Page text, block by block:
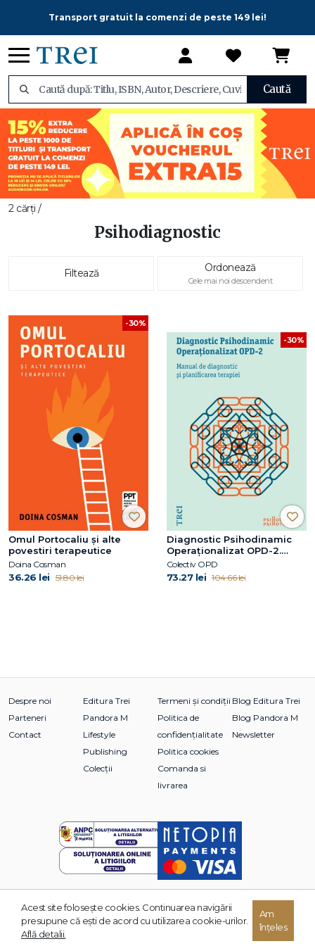
Transport gratuit la comenzi de peste 149 lei!
Caută
2 cărți /
Psihodiagnostic
Filtează Ordonează
Cele mai noi descendent
-30%
Omul Portocaliu și alte
povestiri terapeutice
Doina Cosman
36.26 lei 51.80 lei
-30%
Diagnostic Psihodinamic
Operaţionalizat OPD-2.
Manual de diagnostic şi
planificarea terapiei
Colectiv OPD
73.27 lei 104.66 lei
Despre noi
Parteneri
Contact
Editura Trei
Pandora M
Lifestyle
Publishing
Colecții
Termeni și condiții
Politica de
confidențialitate
Politica cookies
Comanda si
livrarea
Blog Editura Trei
Blog Pandora M
Newsletter
© 2026 Grupul Editorial TREI. Toate drepturile rezervate.
Acest site foloseşte cookies. Continuarea navigării
presupune că eşti de acord cu utilizarea cookie-urilor.
Află detalii.
Am
înțeles